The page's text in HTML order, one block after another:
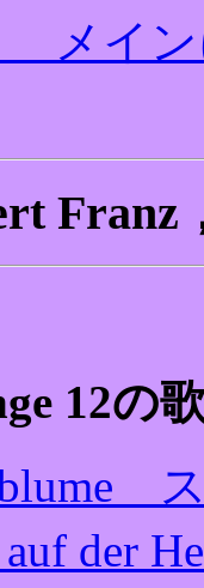
メイン
Franz
12の
auf der